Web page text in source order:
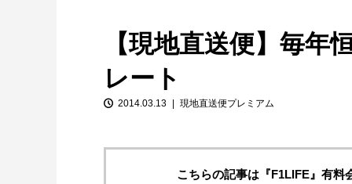
【現地直送便】毎年
レート
2014.03.13 現地直送便プレミアム
こちらの記事は『F1LIFE』有料
【特別企画】2026年ホンダの現在地